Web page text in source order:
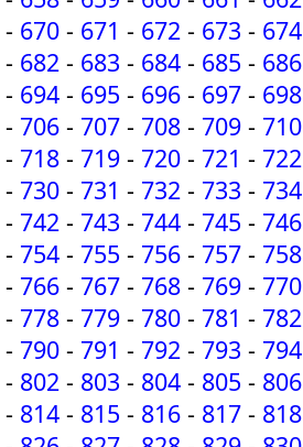
- 670 - 671 - 672 - 673 - 674
- 682 - 683 - 684 - 685 - 686
- 694 - 695 - 696 - 697 - 698
- 706 - 707 - 708 - 709 - 710
- 718 - 719 - 720 - 721 - 722
- 730 - 731 - 732 - 733 - 734
- 742 - 743 - 744 - 745 - 746
- 754 - 755 - 756 - 757 - 758
- 766 - 767 - 768 - 769 - 770
- 778 - 779 - 780 - 781 - 782
- 790 - 791 - 792 - 793 - 794
- 802 - 803 - 804 - 805 - 806
- 814 - 815 - 816 - 817 - 818